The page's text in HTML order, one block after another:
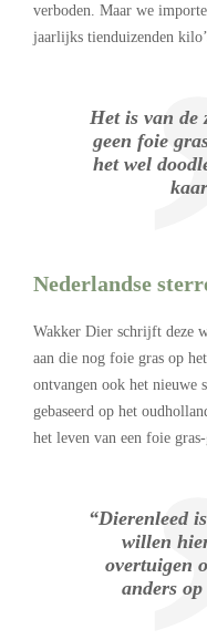
verboden. Maar we
jaarlijks tienduizenden
Het is van de
geen foie
het wel
Nederlandse
Wakker Dier schrijft deze
aan die nog foie gras op
ontvangen ook het nieuwe
gebaseerd op het
het leven van een foie
“Dierenleed
willen
overtuigen
anders